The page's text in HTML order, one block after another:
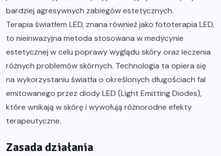
bardziej agresywnych zabiegów estetycznych.
Terapia światłem LED, znana również jako fototerapia LED,
to nieinwazyjna metoda stosowana w medycynie
estetycznej w celu poprawy wyglądu skóry oraz leczenia
różnych problemów skórnych. Technologia ta opiera się
na wykorzystaniu światła o określonych długościach fal
emitowanego przez diody LED (Light Emitting Diodes),
które wnikają w skórę i wywołują różnorodne efekty
terapeutyczne.
Zasada działania